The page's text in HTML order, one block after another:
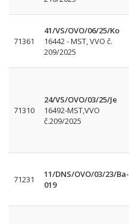
71361
41/VS/OVO/06/25/Ko
16442 - MST, VVO č.
209/2025
71310
24/VS/OVO/03/25/Je
16492-MST,VVO
č.209/2025
71231
11/DNS/OVO/03/23/Ba-
019